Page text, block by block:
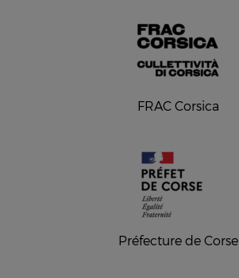
FRAC Corsica
Préfecture de Corse